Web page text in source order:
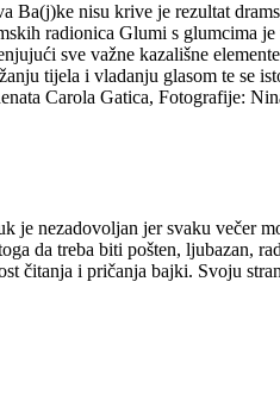
Ba(j)ke nisu krive je rezultat
radionica Glumi s glumcima
sve važne kazališne
tijela i vladanju glasom te se
Carola Gatica, Fotografije:
je nezadovoljan jer svaku večer
da treba biti pošten, ljubazan,
čitanja i pričanja bajki. Svoju